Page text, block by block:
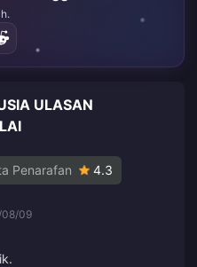
ULASAN
Penarafan 4.3
08/09